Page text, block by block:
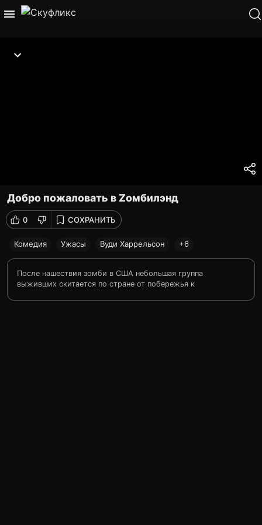
Добро пожаловать в Zомбилэнд
0 СОХРАНИТЬ
Комедия Ужасы Вуди Харрельсон +6
После нашествия зомби в США небольшая группа
выживших скитается по стране от побережья к